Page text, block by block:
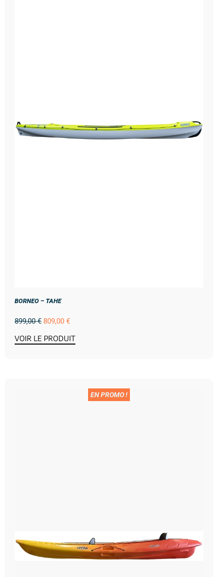
BORNEO – TAHE
899,00€ 809,00 €
VOIR LE PRODUIT
EN PROMO !